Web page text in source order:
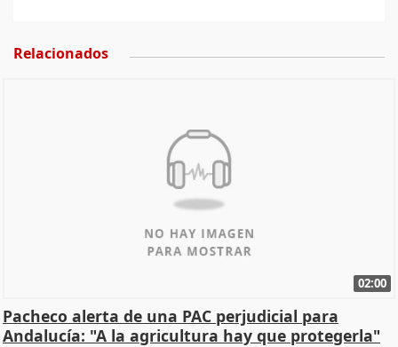
Relacionados
02:00
Pacheco alerta de una PAC perjudicial para
Andalucía: "A la agricultura hay que protegerla"